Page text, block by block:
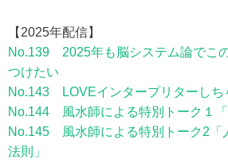
【2025年配信】
No.139 2025年も脳システム論でこ
つけたい
No.143 LOVEインタープリターしち
No.144 風水師による特別トーク１「
No.145 風水師による特別トーク2「
法則」